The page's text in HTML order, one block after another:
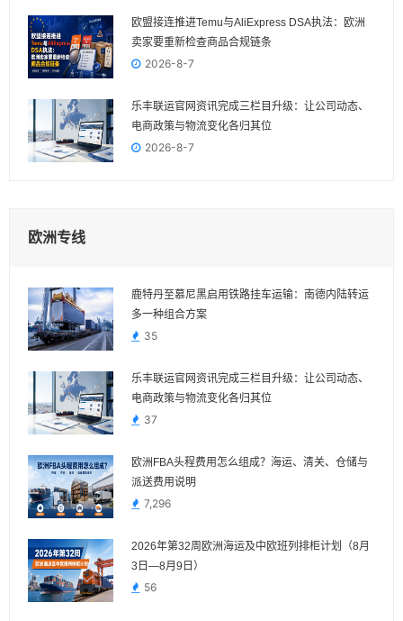
欧盟接连推进Temu与AliExpress DSA执法：欧洲
卖家要重新检查商品合规链条
2026-8-7
乐丰联运官网资讯完成三栏目升级：让公司动态、
电商政策与物流变化各归其位
2026-8-7
欧洲专线
鹿特丹至慕尼黑启用铁路挂车运输：南德内陆转运
多一种组合方案
35
乐丰联运官网资讯完成三栏目升级：让公司动态、
电商政策与物流变化各归其位
37
欧洲FBA头程费用怎么组成？海运、清关、仓储与
派送费用说明
7,296
2026年第32周欧洲海运及中欧班列排柜计划（8月
3日—8月9日）
56